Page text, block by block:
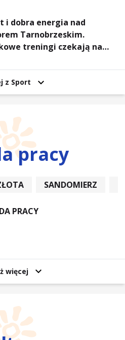
i dobra energia nad
Tarnobrzeskim.
treningi czekają na
z Sport
pracy
SANDOMIERZ
PRACY
więcej